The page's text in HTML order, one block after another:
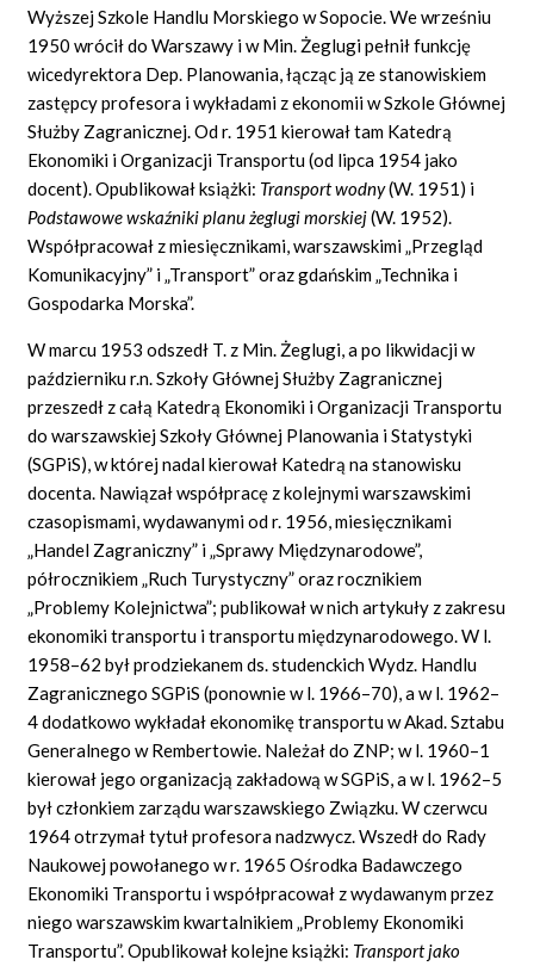
Wyższej Szkole Handlu Morskiego w Sopocie. We wrześniu
1950 wrócił do Warszawy i w Min. Żeglugi pełnił funkcję
wicedyrektora Dep. Planowania, łącząc ją ze stanowiskiem
zastępcy profesora i wykładami z ekonomii w Szkole Głównej
Służby Zagranicznej. Od r. 1951 kierował tam Katedrą
Ekonomiki i Organizacji Transportu (od lipca 1954 jako
docent). Opublikował książki: Transport wodny(W. 1951) i
Podstawowe wskaźniki planu żeglugi morskiej(W. 1952).
Współpracował z miesięcznikami, warszawskimi „Przegląd
Komunikacyjny” i „Transport” oraz gdańskim „Technika i
Gospodarka Morska”.
W marcu 1953 odszedł T. z Min. Żeglugi, a po likwidacji w
październiku r.n. Szkoły Głównej Służby Zagranicznej
przeszedł z całą Katedrą Ekonomiki i Organizacji Transportu
do warszawskiej Szkoły Głównej Planowania i Statystyki
(SGPiS), w której nadal kierował Katedrą na stanowisku
docenta. Nawiązał współpracę z kolejnymi warszawskimi
czasopismami, wydawanymi od r. 1956, miesięcznikami
„Handel Zagraniczny” i „Sprawy Międzynarodowe”,
półrocznikiem „Ruch Turystyczny” oraz rocznikiem
„Problemy Kolejnictwa”; publikował w nich artykuły z zakresu
ekonomiki transportu i transportu międzynarodowego. W l.
1958–62 był prodziekanem ds. studenckich Wydz. Handlu
Zagranicznego SGPiS (ponownie w l. 1966–70), a w l. 1962–
4 dodatkowo wykładał ekonomikę transportu w Akad. Sztabu
Generalnego w Rembertowie. Należał do ZNP; w l. 1960–1
kierował jego organizacją zakładową w SGPiS, a w l. 1962–5
był członkiem zarządu warszawskiego Związku. W czerwcu
1964 otrzymał tytuł profesora nadzwycz. Wszedł do Rady
Naukowej powołanego w r. 1965 Ośrodka Badawczego
Ekonomiki Transportu i współpracował z wydawanym przez
niego warszawskim kwartalnikiem „Problemy Ekonomiki
Transportu”. Opublikował kolejne książki: Transport jako